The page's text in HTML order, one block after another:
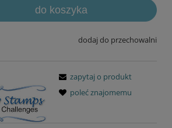
do koszyka
dodaj do przechowalni
zapytaj o produkt
poleć znajomemu